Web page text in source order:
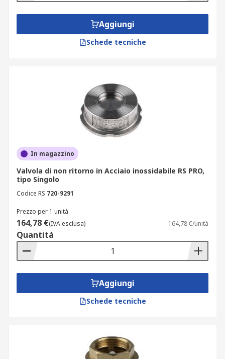
Aggiungi
Schede tecniche
In magazzino
Valvola di non ritorno in Acciaio inossidabile RS PRO,
tipo Singolo
Codice RS 720-9291
Prezzo per 1 unità
164,78 €(IVA esclusa) 164,78 €/unità
Quantità
Aggiungi
Schede tecniche